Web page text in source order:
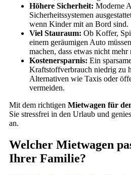
Höhere Sicherheit: Moderne
Sicherheitssystemen
wenn Kinder mit an Bord sind.
Viel Stauraum: Ob Koffer,
einem geräumigen Auto
machen, dass etwas nicht mehr
Kostenersparnis: Ein
Kraftstoffverbrauch niedrig zu
Alternativen wie Taxis oder
vermeiden.
Mit dem richtigen Mietwagen für
Sie stressfrei in den Urlaub und
an.
Welcher Mietwagen
Ihrer Familie?